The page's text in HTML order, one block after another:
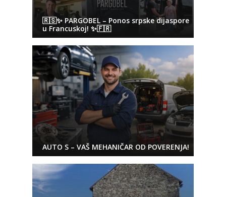
🇷🇸✨ PARGOBEL – Ponos srpske dijaspore
u Francuskoj! ✨🇫🇷
AUTO S – VAŠ MEHANIČAR OD POVERENJA!